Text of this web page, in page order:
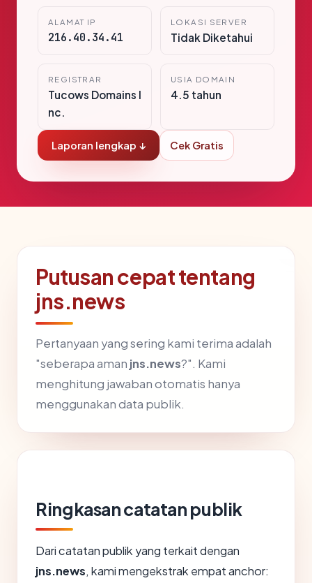
ALAMAT IP
216.40.34.41
LOKASI SERVER
Tidak Diketahui
REGISTRAR
Tucows Domains I
nc.
USIA DOMAIN
4.5 tahun
Laporan lengkap ↓ Cek Gratis
Putusan cepat tentang
jns.news
Pertanyaan yang sering kami terima adalah
"seberapa aman jns.news?". Kami
menghitung jawaban otomatis hanya
menggunakan data publik.
Ringkasan catatan publik
Dari catatan publik yang terkait dengan
jns.news, kami mengekstrak empat anchor: